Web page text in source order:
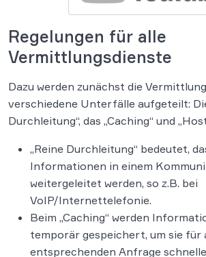
Regelungen für alle
Vermittlungsdienste
Dazu werden zunächst die
verschiedene Unterfälle aufgeteilt:
Durchleitung“, das „Caching“ und
„Reine Durchleitung“ bedeutet,
Informationen in einem
weitergeleitet werden, so z.B. bei
VoIP/Internettelefonie.
Beim „Caching“ werden
temporär gespeichert, um sie für
entsprechenden Anfrage